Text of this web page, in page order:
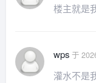
楼主就是
wps 于
灌水不是